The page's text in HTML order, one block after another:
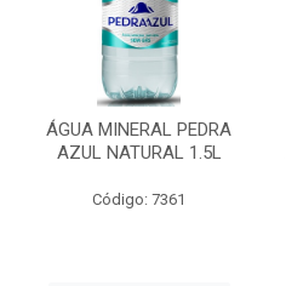
ÁGUA MINERAL PEDRA
AZUL NATURAL 1.5L
Código: 7361